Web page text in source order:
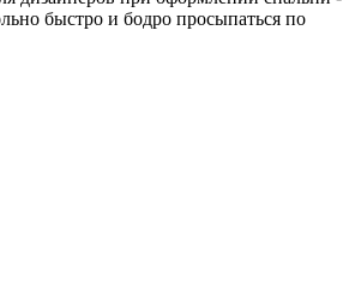
быстро и бодро просыпаться по